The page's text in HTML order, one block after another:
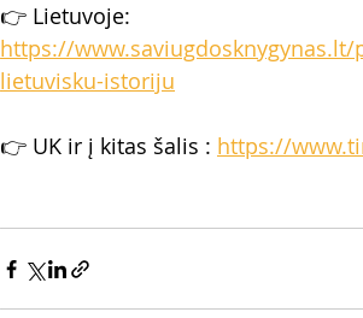
👉 Lietuvoje:
https://
lietuvisku-istoriju
👉 UK ir į kitas šalis : https://